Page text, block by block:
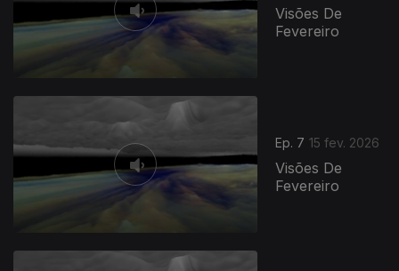
Visões De
Fevereiro
Ep. 7 15 fev. 2026
Visões De
Fevereiro